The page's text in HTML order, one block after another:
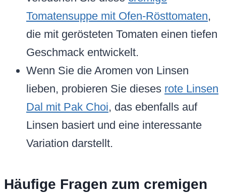
Tomatensuppe mit Ofen-Rösttomaten,
die mit gerösteten Tomaten einen tiefen
Geschmack entwickelt.
Wenn Sie die Aromen von Linsen
lieben, probieren Sie dieses rote Linsen
Dal mit Pak Choi, das ebenfalls auf
Linsen basiert und eine interessante
Variation darstellt.
Häufige Fragen zum cremigen